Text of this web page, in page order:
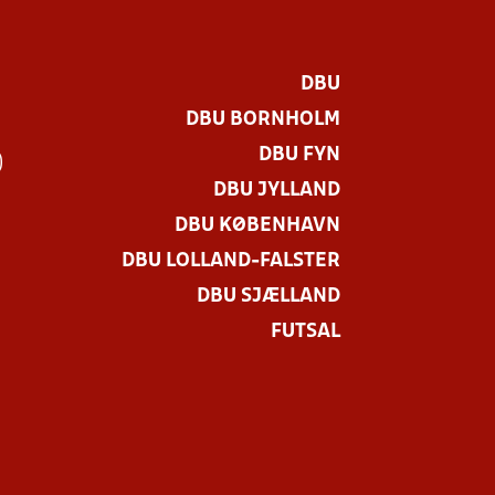
DBU
DBU BORNHOLM
DBU FYN
DBU JYLLAND
DBU KØBENHAVN
DBU LOLLAND-FALSTER
DBU SJÆLLAND
FUTSAL